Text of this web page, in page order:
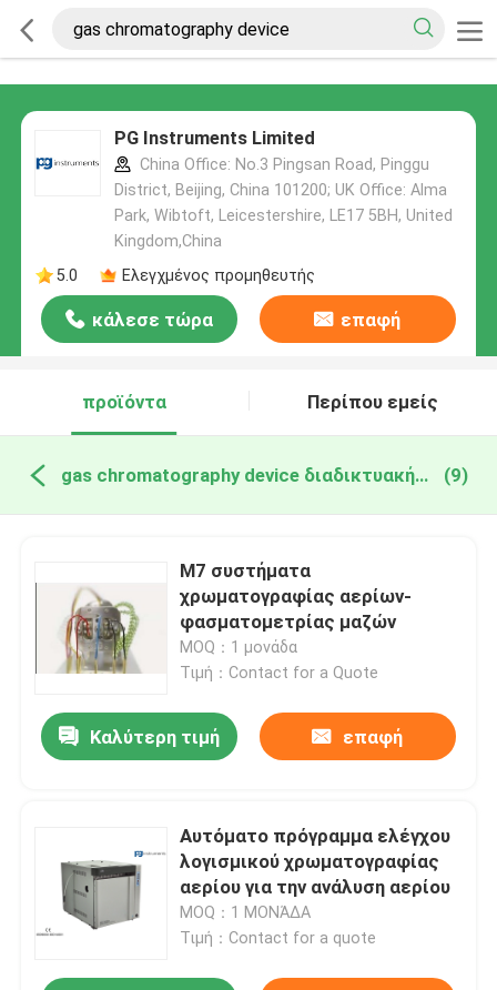
PG Instruments Limited
China Office: No.3 Pingsan Road, Pinggu
District, Beijing, China 101200; UK Office: Alma
Park, Wibtoft, Leicestershire, LE17 5BH, United
Kingdom,China
5.0
Ελεγχμένος προμηθευτής
κάλεσε τώρα επαφή
προϊόντα Περίπου εμείς
gas chromatography device διαδικτυακή κατασκευή (9)
M7 συστήματα
χρωματογραφίας αερίων-
φασματομετρίας μαζών
MOQ：1 μονάδα
Τιμή：Contact for a Quote
Καλύτερη τιμή επαφή
Αυτόματο πρόγραμμα ελέγχου
λογισμικού χρωματογραφίας
αερίου για την ανάλυση αερίου
MOQ：1 ΜΟΝΆΔΑ
Τιμή：Contact for a quote